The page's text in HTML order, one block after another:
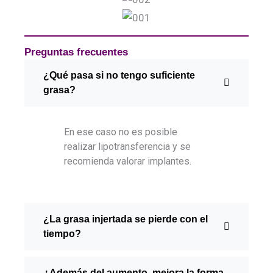
Preguntas frecuentes
¿Qué pasa si no tengo suficiente
grasa?
En ese caso no es posible
realizar lipotransferencia y se
recomienda valorar implantes.
¿La grasa injertada se pierde con el
tiempo?